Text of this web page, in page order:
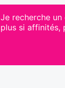
Je recherche
plus si affinités,